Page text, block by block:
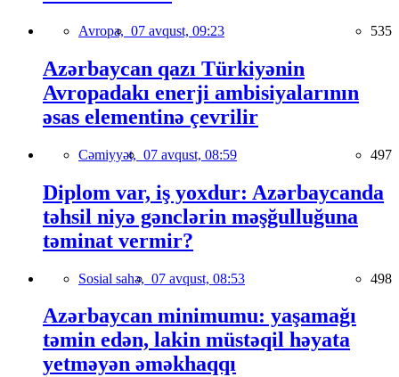
Avropa, 07 avqust, 09:23 535
Azərbaycan qazı Türkiyənin
Avropadakı enerji ambisiyalarının
əsas elementinə çevrilir
Cəmiyyət, 07 avqust, 08:59 497
Diplom var, iş yoxdur: Azərbaycanda
təhsil niyə gənclərin məşğulluğuna
təminat vermir?
Sosial sahə, 07 avqust, 08:53 498
Azərbaycan minimumu: yaşamağı
təmin edən, lakin müstəqil həyata
yetməyən əməkhaqqı